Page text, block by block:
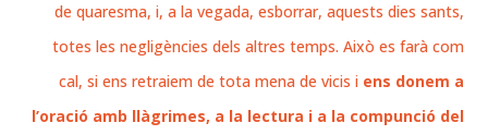
de quaresma, i, a la vegada, esborrar, aquests dies sants,
totes les negligències dels altres temps. Això es farà com
cal, si ens retraiem de tota mena de vicis i ens donem a
l’oració amb llàgrimes, a la lectura i a la compunció del